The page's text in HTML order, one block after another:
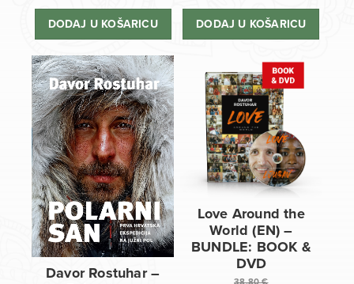
DODAJ U KOŠARICU DODAJ U KOŠARICU
Davor Rostuhar –
Love Around the
World (EN) –
BUNDLE: BOOK &
DVD